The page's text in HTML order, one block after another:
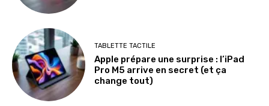
TABLETTE TACTILE
Apple prépare une surprise : l’iPad
Pro M5 arrive en secret (et ça
change tout)